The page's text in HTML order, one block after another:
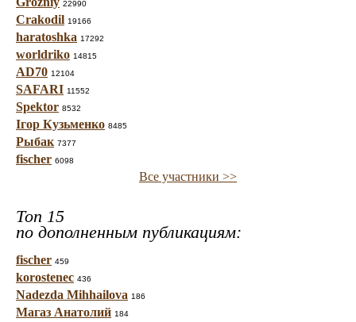
22990
Crakodil 19166
haratoshka 17292
worldriko 14815
AD70 12104
SAFARI 11552
Spektor 8532
Ігор Кузьменко 8485
Рыбак 7377
fischer 6098
Все участники >>
Топ 15
по дополненным публикациям:
fischer 459
korostenec 436
Nadezda Mihhailova 186
Магаз Анатолий 184